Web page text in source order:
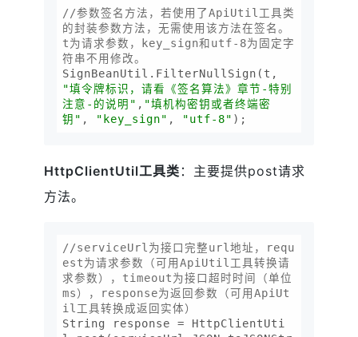
//参数签名方法，若使用了ApiUtil工具类
的封装参数方法，无需使用该方法在签名。
t为请求参数，key_sign和utf-8为固定字
符串不用修改。
"填令牌标识，请看《签名算法》章节-特别
注意-的说明" , "填机构密钥或者终端密
钥" , "key_sign" , "utf-8"
HttpClientUtil工具类 ：主要提供post请求
方法。
//serviceUrl为接口完整url地址，requ
est为请求参数（可用ApiUtil工具转换请
求参数），timeout为接口超时时间（单位
ms），response为返回参数（可用ApiUt
il工具转换成返回实体）
String response = HttpClientUti